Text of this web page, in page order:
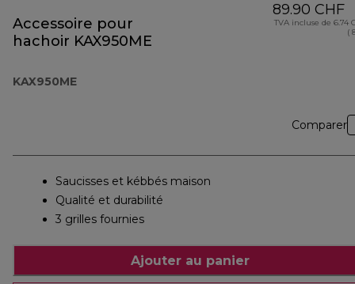
Accessoire pour
hachoir KAX950ME
KAX950ME
89.90 CHF
TVA incluse de 6.74
(
Comparer
Saucisses et kébbés maison
Qualité et durabilité
3 grilles fournies
Ajouter au panier